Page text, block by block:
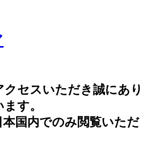
クセスいただき誠にあり
す。
国内でのみ閲覧いただ